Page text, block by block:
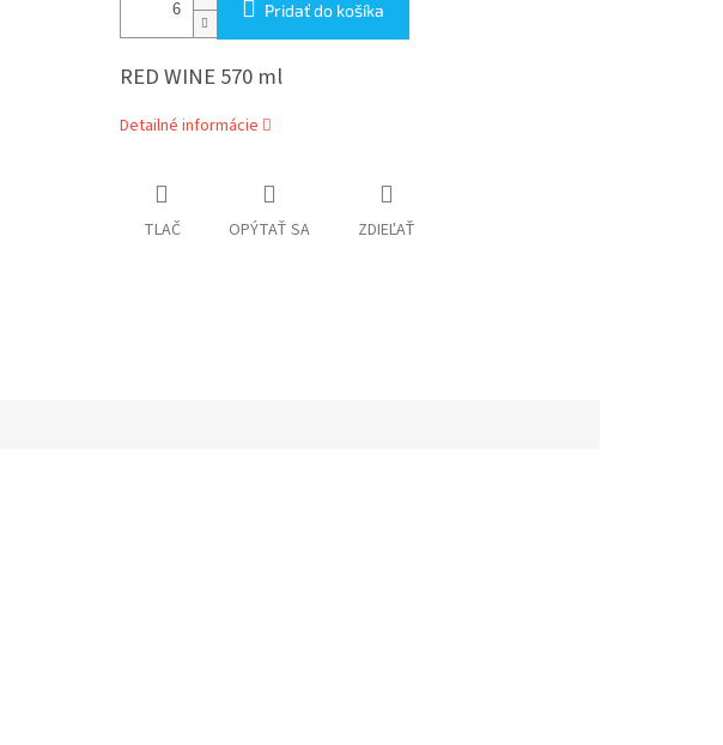
Pridať do košíka
RED WINE 570 ml
Detailné informácie
TLAČ OPÝTAŤ SA ZDIEĽAŤ